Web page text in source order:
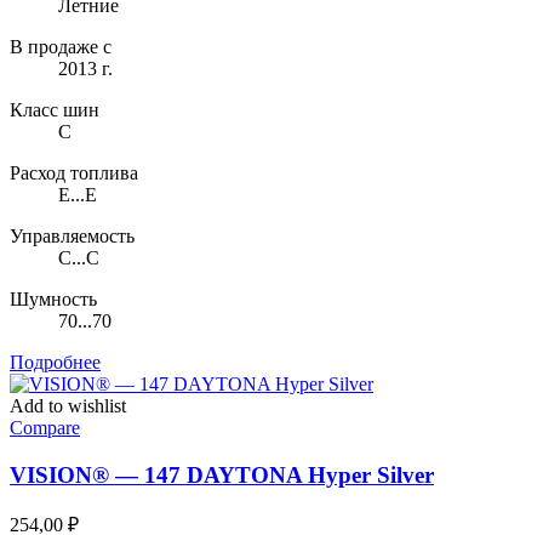
Летние
В продаже с
2013 г.
Класс шин
C
Расход топлива
E...E
Управляемость
C...C
Шумность
70...70
Подробнее
Add to wishlist
Compare
VISION® — 147 DAYTONA Hyper Silver
254,00 ₽